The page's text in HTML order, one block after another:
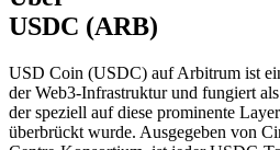
USDC (ARB)
USD Coin (USDC) auf Arbitrum ist
der Web3-Infrastruktur und fungiert
der speziell auf diese prominente
überbrückt wurde. Ausgegeben von